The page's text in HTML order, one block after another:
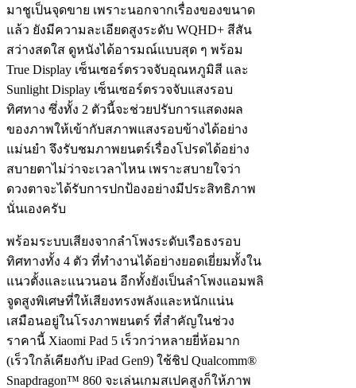
มาชูเป็นจุดขาย เพราะนอกจากเรื่องของขนาด
แล้ว ยังมีความละเอียดสูงระดับ WQHD+ สีสัน
สว่างสดใส ดูหนังได้อารมณ์แบบสุด ๆ พร้อม
True Display เซ็นเซอร์ตรวจจับอุณหภูมิสี และ
Sunlight Display เซ็นเซอร์ตรวจจับแสงรอบ
ทิศทาง ซึ่งทั้ง 2 ตัวนี้จะช่วยปรับการแสดงผล
ของภาพให้เข้ากับสภาพแสงรอบข้างได้อย่าง
แม่นยำ จึงรับชมภาพยนตร์เรื่องโปรดได้อย่าง
สบายตาไม่ว่าจะเวลาไหน เพราะสบายใจว่า
ดวงตาจะได้รับการปกป้องอย่างมีประสิทธิภาพ
นั่นเองครับ
พร้อมระบบเสียงจากลำโพงระดับเรือธงรอบ
ทิศทางทั้ง 4 ตัว ที่ทำงานได้อย่างยอดเยี่ยมทั้งใน
แนวตั้งและแนวนอน อีกทั้งยังเป็นลำโพงแอมพลิ
จูดสูงพิเศษที่ให้เสียงทรงพลังและหนักแน่น
เสมือนอยู่ในโรงภาพยนตร์ ที่สำคัญในช่วง
ราคานี้ Xiaomi Pad 5 เร็วกว่าหลายยี่ห้อมาก
(เร็วใกล้เคียงกับ iPad Gen9) ใช้ชิป Qualcomm®
Snapdragon™ 860 จะเล่นเกมสเปคสูงก็ให้ภาพ